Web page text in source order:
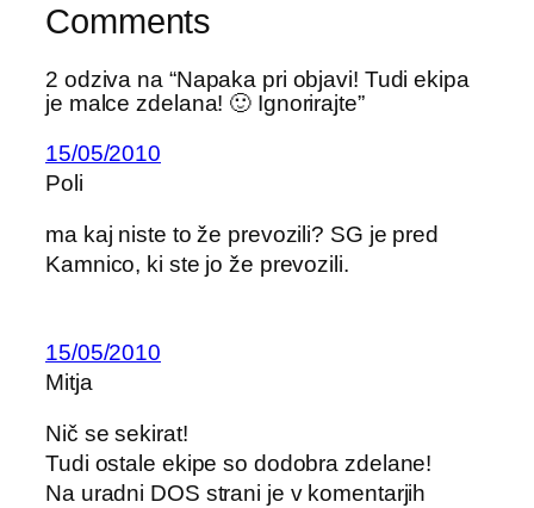
Comments
2 odziva na “Napaka pri objavi! Tudi ekipa
je malce zdelana! 🙂 Ignorirajte”
15/05/2010
Poli
ma kaj niste to že prevozili? SG je pred
Kamnico, ki ste jo že prevozili.
15/05/2010
Mitja
Nič se sekirat!
Tudi ostale ekipe so dodobra zdelane!
Na uradni DOS strani je v komentarjih